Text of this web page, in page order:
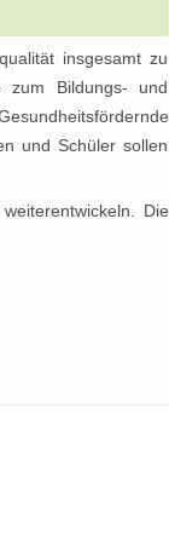
insgesamt zu
zum Bildungs- und
und Schüler sollen
Die